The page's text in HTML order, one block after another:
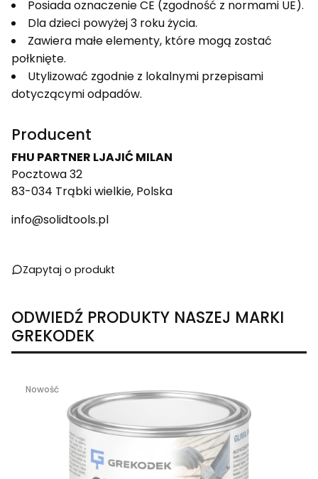
Posiada oznaczenie CE (zgodność z normami UE).
Dla dzieci powyżej 3 roku życia.
Zawiera małe elementy, które mogą zostać
połknięte.
Utylizować zgodnie z lokalnymi przepisami
dotyczącymi odpadów.
Producent
FHU PARTNER LJAJIĆ MILAN
Pocztowa 32
83-034 Trąbki wielkie, Polska
info@solidtools.pl
Zapytaj o produkt
ODWIEDŹ PRODUKTY NASZEJ MARKI
GREKODEK
Nowość